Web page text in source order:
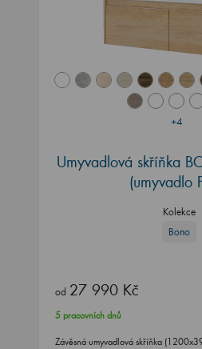
+4
Umyvadlová skříňka
(umyvadlo
Kolekce
Bono
od 27 990 Kč
5 pracovních dnů
Závěsná umyvadlová skříňka